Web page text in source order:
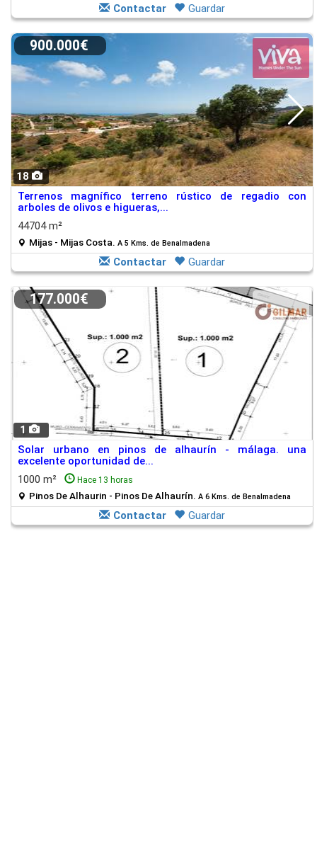
Contactar Guardar
18
900.000€
Terrenos magnífico terreno rústico de regadio con
arboles de olivos e higueras,...
44704 m²
Mijas - Mijas Costa. A 5 Kms. de Benalmadena
Contactar Guardar
1
177.000€
Solar urbano en pinos de alhaurín - málaga. una
excelente oportunidad de...
1000 m²
Hace 13 horas
Pinos De Alhaurin - Pinos De Alhaurín. A 6 Kms. de Benalmadena
Contactar Guardar